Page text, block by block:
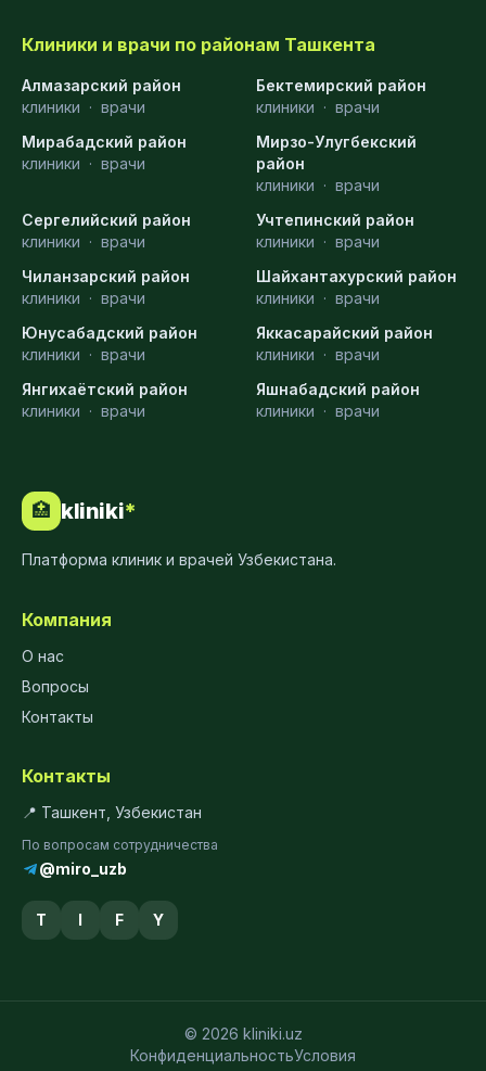
Клиники и врачи по районам Ташкента
Алмазарский район
клиники · врачи
Бектемирский район
клиники · врачи
Мирабадский район
клиники · врачи
Мирзо-Улугбекский
район
клиники · врачи
Сергелийский район
клиники · врачи
Учтепинский район
клиники · врачи
Чиланзарский район
клиники · врачи
Шайхантахурский район
клиники · врачи
Юнусабадский район
клиники · врачи
Яккасарайский район
клиники · врачи
Янгихаётский район
клиники · врачи
Яшнабадский район
клиники · врачи
🏥 kliniki*
Платформа клиник и врачей Узбекистана.
Компания
О нас
Вопросы
Контакты
Контакты
📍 Ташкент, Узбекистан
По вопросам сотрудничества
@miro_uzb
T I F Y
© 2026 kliniki.uz
КонфиденциальностьУсловия